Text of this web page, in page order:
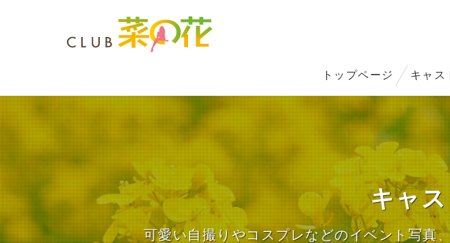
トップページ キャス
キャ
可愛い自撮りやコスプレなどのイベント写真